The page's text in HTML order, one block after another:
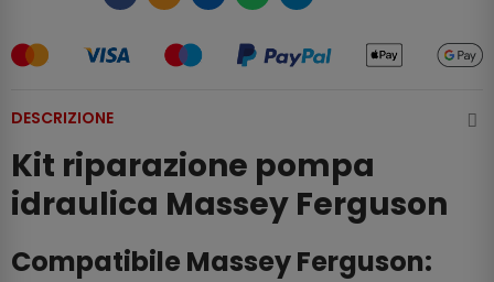
DESCRIZIONE
Kit riparazione pompa
idraulica Massey Ferguson
Compatibile Massey Ferguson: